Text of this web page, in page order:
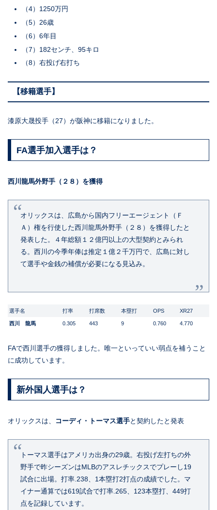
（4）1250万円
（5）26歳
（6）6年目
（7）182センチ、95キロ
（8）右投げ右打ち
【移籍選手】
漆原大晟投手（27）が阪神に移籍になりました。
FA選手加入選手は？
西川龍馬外野手（２８）を獲得
オリックスは、広島から国内フリーエージェント（Ｆ
Ａ）権を行使した西川龍馬外野手（２８）を獲得したと
発表した。４年総額１２億円以上の大型契約とみられ
る。西川の今季年俸は推定１億２千万円で、広島に対し
て選手や金銭の補償が必要になる見込み。
選手名 打率 打席数 本塁打 OPS XR27
西川 龍馬 0.305 443 9 0.760 4.770
FAで西川選手の獲得しました。唯一といっていい弱点を補うこと
に成功しています。
新外国人選手は？
オリックスは、 コーディ・トーマス選手と契約したと発表
トーマス選手はアメリカ出身の29歳。右投げ左打ちの外
野手で昨シーズンはMLBのアスレチックスでプレーし19
試合に出場。打率.238、1本塁打2打点の成績でした。マ
イナー通算では619試合で打率.265、123本塁打、449打
点を記録しています。